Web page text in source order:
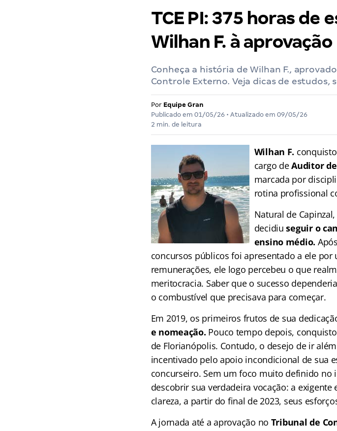
TCE PI: 375 horas de
Wilhan F. à aprovação
Conheça a história de Wilhan F.,
Controle Externo. Veja dicas de estudos,
Por Equipe Gran
Publicado em 01/05/26 • Atualizado em 09/05/26
2 min. de leitura
Wilhan F.
cargo deAuditor
marcada por
rotina profissional
Natural de
decidiuseguir o
ensino médio.
concursos públicos foi apresentado a ele
remunerações, ele logo percebeu o que
meritocracia. Saber que o sucesso
o combustível que precisava para começar.
Em 2019, os primeiros frutos de sua
e nomeação. Pouco tempo depois,
de Florianópolis. Contudo, o desejo de ir
incentivado pelo apoio incondicional de sua
concurseiro. Sem um foco muito definido no
descobrir sua verdadeira vocação: a
clareza, a partir do final de 2023, seus
A jornada até a aprovação no Tribunal de